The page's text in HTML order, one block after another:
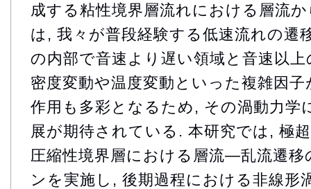
成する粘性境界層流れにおける層流
は, 我々が普段経験する低速流れの遷
の内部で音速より遅い領域と音速以
密度変動や温度変動といった複雑因
作用も多彩となるため, その渦動力学
展が期待されている. 本研究では, 極
圧縮性境界層における層流―乱流遷
ンを実施し, 後期過程における非線形